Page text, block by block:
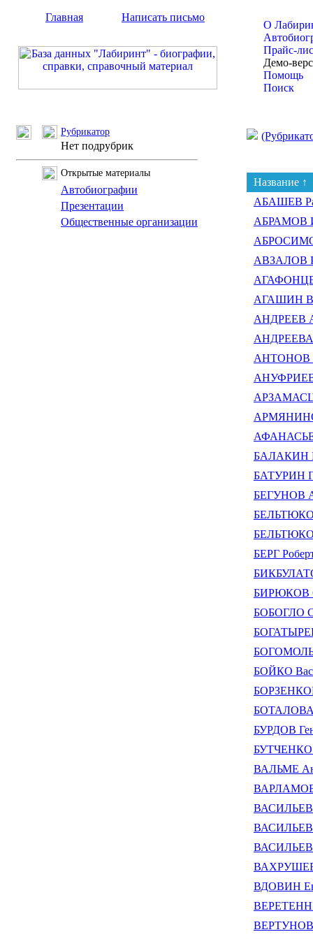
Главная Написать письмо
О
Прайс-
Демо-
Помощь
Поиск
Рубрикатор
Нет подрубрик
Открытые материалы
Автобиографии
Презентации
Общественные организации
Название ↑
АБАШЕВ
АБРАМОВ
АВЗАЛОВ
АГАШИН
АНДРЕЕВ
АНДРЕЕВА
АНТОНОВ
АНУФРИЕВ
БАЛАКИН
БАТУРИН
БЕГУНОВ
БЕРГ
БИРЮКОВ
БОБОГЛО
БОЙКО
БОТАЛОВА
БУРДОВ
БУТЧЕНКО
ВАЛЬМЕ
ВАРЛАМОВ
ВАСИЛЬЕВ
ВАСИЛЬЕВ
ВАСИЛЬЕВ
ВДОВИН
ВЕРТУНОВ